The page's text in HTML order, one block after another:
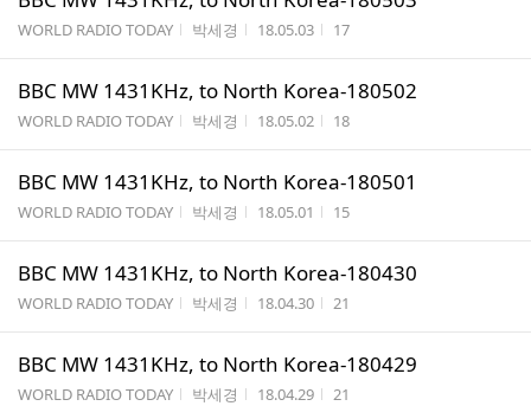
게시판명
WORLD RADIO TODAY 작성자
박세경 작성시간
18.05.03 조회수
17
BBC MW 1431KHz, to North Korea-180502
게시판명
WORLD RADIO TODAY 작성자
박세경 작성시간
18.05.02 조회수
18
BBC MW 1431KHz, to North Korea-180501
게시판명
WORLD RADIO TODAY 작성자
박세경 작성시간
18.05.01 조회수
15
BBC MW 1431KHz, to North Korea-180430
게시판명
WORLD RADIO TODAY 작성자
박세경 작성시간
18.04.30 조회수
21
BBC MW 1431KHz, to North Korea-180429
게시판명
WORLD RADIO TODAY 작성자
박세경 작성시간
18.04.29 조회수
21